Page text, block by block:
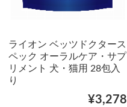
ライオン ベッツドクタース
ペック オーラルケア・サプ
リメント 犬・猫用 28包入
り
¥3,278